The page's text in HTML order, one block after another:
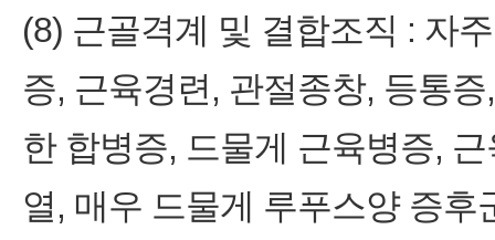
(8) 근골격계 및 결합조직 : 자
증, 근육경련, 관절종창, 등통
한 합병증, 드물게 근육병증,
열, 매우 드물게 루푸스양 증